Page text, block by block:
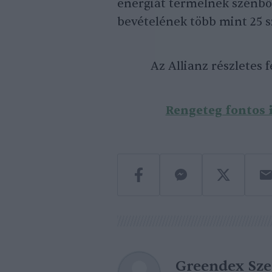
energiát termelnek
bevételének több mint 25
Az Allianz részletes
Rengeteg fontos
Greendex